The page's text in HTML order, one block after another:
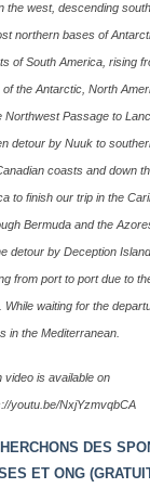
the west, descending
northern bases of
of South America, rising
the Antarctic, North
Northwest Passage to
detour by Nuuk to
coasts and down
to finish our trip in the
Bermuda and the
detour by Deception
from port to port due to
While waiting for the
in the Mediterranean.
video is available on
youtu.be/NxjYzmvqbCA
DES
ET ONG